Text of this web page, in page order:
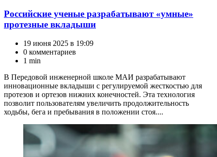
Российские ученые разрабатывают «умные»
протезные вкладыши
19 июня 2025 в 19:09
0 комментариев
1 min
В Передовой инженерной школе МАИ разрабатывают
инновационные вкладыши с регулируемой жесткостью для
протезов и ортезов нижних конечностей. Эта технология
позволит пользователям увеличить продолжительность
ходьбы, бега и пребывания в положении стоя....